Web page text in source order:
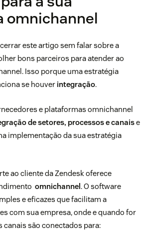
omnichannel
este artigo sem falar sobre a
bons parceiros para atender ao
Isso porque uma estratégia
se houver integração.
e plataformas omnichannel
de setores, processos e canaise
implementação da sua estratégia
ao cliente da Zendesk oferece
omnichannel . O software
e eficazes que facilitam a
com sua empresa, onde e quando for
canais são conectados para: